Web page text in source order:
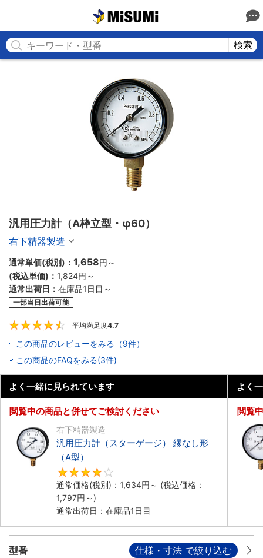
検索
汎用圧力計（A枠立型・φ60）
右下精器製造
通常単価(税別)： 1,658円 ～
(税込単価)： 1,824円 ～
通常出荷日： 在庫品1日目～
一部当日出荷可能
平均満足度4.7
この商品のレビューをみる（9件）
この商品のFAQをみる(3件)
よく一緒に見られています
閲覧中の商品と併せてご検討ください
右下精器製造
汎用圧力計（スターゲージ） 縁なし形
（A型）
通常価格(税別)： 1,634円 ～ (税込価格：
1,797円 ～)
通常出荷日：在庫品1日目
よく
閲覧
型番 仕様・寸法 で絞り込む